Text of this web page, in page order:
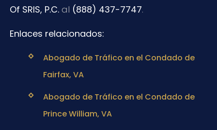
Of SRIS, P.C. al (888) 437-7747.
Enlaces relacionados:
Abogado de Tráfico en el Condado de
Fairfax, VA
Abogado de Tráfico en el Condado de
Prince William, VA